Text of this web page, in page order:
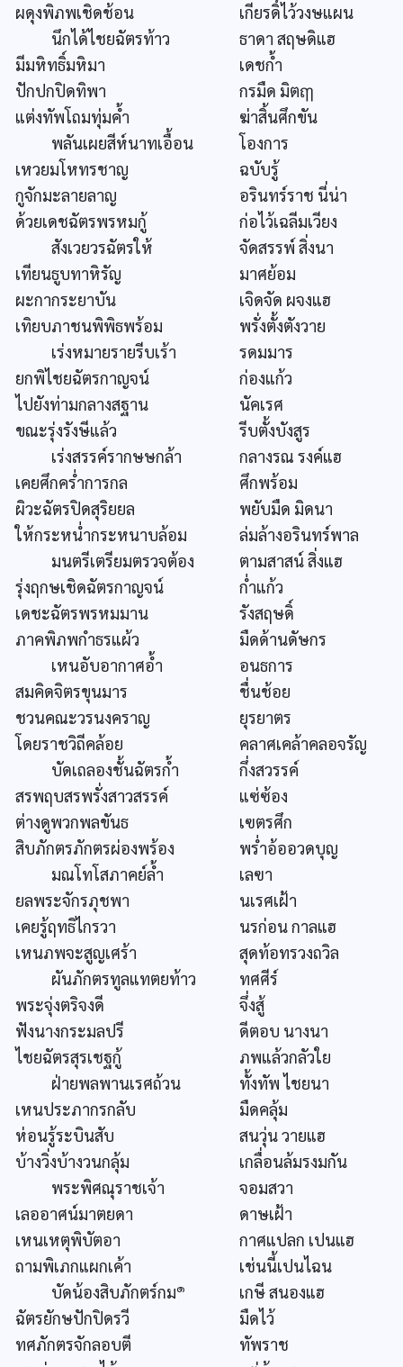
ผดุงพิภพเชิดช้อน
เกียรดิ์ไว้วงษแผน
นึกได้ไชยฉัตรท้าว
ธาดา สฤษดิแฮ
มีมหิทธิ์มหิมา
เดชก้ำ
ปักปกปิดทิพา
กรมืด มิตฤๅ
แต่งทัพโถมทุ่มค้ำ
ฆ่าสิ้นศึกขัน
พลันเผยสีห์นาทเอื้อน
โองการ
เหวยมโหทรชาญ
ฉบับรู้
กูจักมะลายลาญ
อรินทร์ราช นี่น่า
ด้วยเดชฉัตรพรหมกู้
ก่อไว้เฉลีมเวียง
สังเวยวรฉัตรให้
จัดสรรพ์ สิ่งนา
เทียนธูบทาหิรัญ
มาศย้อม
ผะกากระยาบัน
เจิดจัด ผจงแฮ
เทิยบภาชนพิพิธพร้อม
พรั่งตั้งตังวาย
เร่งหมายรายรีบเร้า
รดมมาร
ยกพิไชยฉัตรกาญจน์
ก่องแก้ว
ไปยังท่ามกลางสฐาน
นัคเรศ
ขณะรุ่งรังษีแล้ว
รีบตั้งบังสูร
เร่งสรรค์รากษษกล้า
กลางรณ รงค์แฮ
เคยศึกคร่ำการกล
ศึกพร้อม
ผิวะฉัตรปิดสุริยยล
พยับมืด มิดนา
ให้กระหน่ำกระหนาบล้อม
ล่มล้างอรินทร์พาล
มนตรีเตรียมตรวจต้อง
ตามสาสน์ สิ่งแฮ
รุ่งฤกษเชิดฉัตรกาญจน์
ก่ำแก้ว
เดชะฉัตรพรหมมาน
รังสฤษดิ์
ภาคพิภพกำธรแผ้ว
มืดด้านดัษกร
เหนอับอากาศอ้ำ
อนธการ
สมคิดจิตรขุนมาร
ชื่นช้อย
ชวนคณะวรนงคราญ
ยุรยาตร
โดยราชวิถีคล้อย
คลาศเคล้าคลอจรัญ
บัดเถลองชั้นฉัตรก้ำ
กึ่งสวรรค์
สรพฤบสรพรั่งสาวสรรค์
แซ่ซ้อง
ต่างดูพวกพลขันธ
เฃตรศึก
สิบภักตรภักตรผ่องพร้อง
พร่ำอ้ออวดบุญ
มณโทโสภาคย์ล้ำ
เลฃา
ยลพระจักรภุชพา
นเรศเฝ้า
เคยรู้ฤทธิไกรวา
นรก่อน กาลแฮ
เหนภพจะสูญเศร้า
สุดท้อทรวงถวิล
ผันภักตรทูลแทตยท้าว
ทศศีร์
พระจุ่งตริจงดี
จึ่งสู้
ฟังนางกระมลปรี
ดีตอบ นางนา
ไชยฉัตรสุรเชฐกู้
ภพแล้วกลัวใย
ฝ่ายพลพานเรศถ้วน
ทั้งทัพ ไชยนา
เหนประภากรกลับ
มืดคลุ้ม
ห่อนรู้ระบินสับ
สนวุ่น วายแฮ
บ้างวิ่งบ้างวนกลุ้ม
เกลื่อนล้มรงมกัน
พระพิศณุราชเจ้า
จอมสวา
เลออาศน์มาตยดา
ดาษเฝ้า
เหนเหตุพิบัตอา
กาศแปลก เปนแฮ
ถามพิเภกแผกเค้า
เช่นนี้เปนไฉน
บัดน้องสิบภักตร์กม๑
เกษี สนองแฮ
ฉัตรยักษปักปิดรวี
มืดไว้
ทศภักตรจักลอบตี
ทัพราช